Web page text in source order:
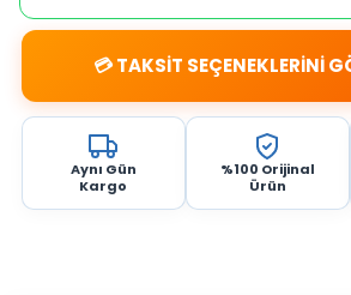
💳 TAKSİT SEÇENEKLERİNİ
Aynı Gün
Kargo
%100 Orijinal
Ürün